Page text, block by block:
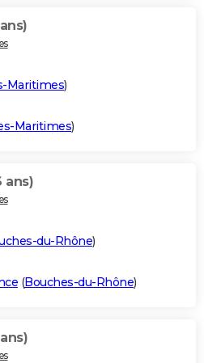
Maritimes)
Maritimes)
ans)
du-Rhône)
(Bouches-du-Rhône)